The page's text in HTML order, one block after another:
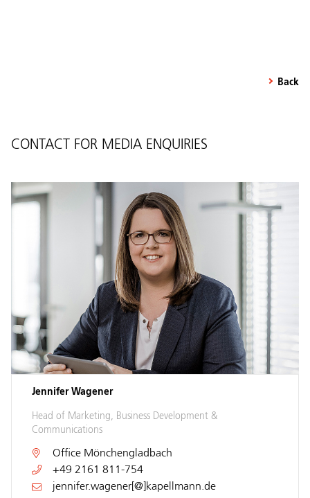
Back
CONTACT FOR MEDIA ENQUIRIES
Jennifer Wagener
Head of Marketing, Business Development &
Communications
Office Mönchengladbach
+49 2161 811-754
jennifer.wagener[@]kapellmann.de